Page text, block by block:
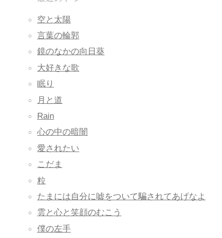
空と太陽
言葉の輪郭
鏡のなかの向日葵
大好きな歌
眠り
月と道
Rain
心の中の暗闇
愛されたい
こだま
粒
たまには自分に嘘をついて騙されてあげなよ
雲と心と笑顔のむこう
僕の左手